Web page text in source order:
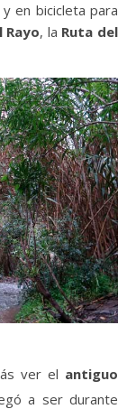
en bicicleta para
Rayo, la Ruta del
ver el antiguo
a ser durante